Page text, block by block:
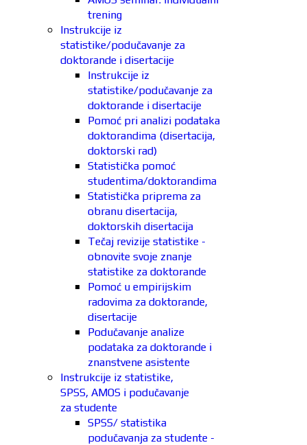
trening
Instrukcije iz
statistike/podučavanje za
doktorande i disertacije
Instrukcije iz
statistike/podučavanje za
doktorande i disertacije
Pomoć pri analizi podataka
doktorandima (disertacija,
doktorski rad)
Statistička pomoć
studentima/doktorandima
Statistička priprema za
obranu disertacija,
doktorskih disertacija
Tečaj revizije statistike -
obnovite svoje znanje
statistike za doktorande
Pomoć u empirijskim
radovima za doktorande,
disertacije
Podučavanje analize
podataka za doktorande i
znanstvene asistente
Instrukcije iz statistike,
SPSS, AMOS i podučavanje
za studente
SPSS/ statistika
podučavanja za studente -